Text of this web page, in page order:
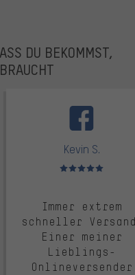
DU BEKOMMST,
Kevin S.
Bewertungen: 5 von 5
Immer extrem
schneller
Einer meiner
Lieblings-
Onlineversender